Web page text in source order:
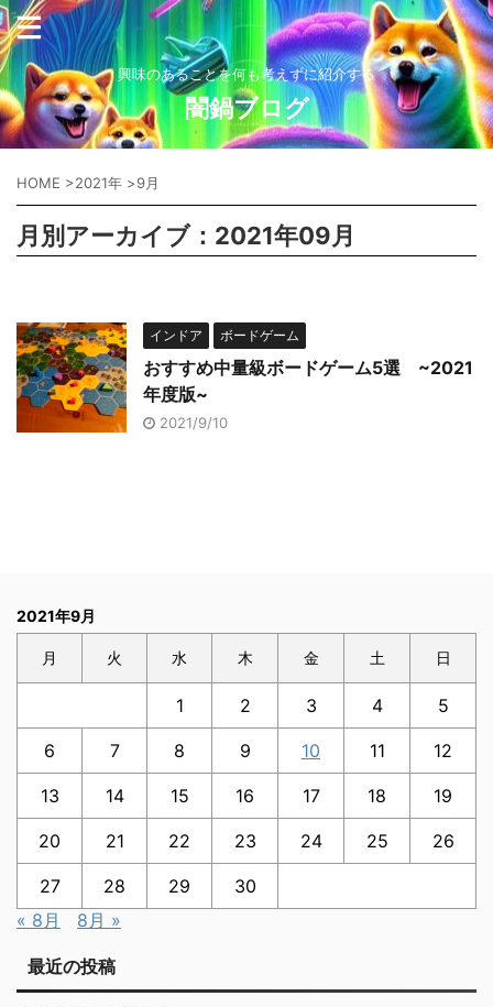
興味のあることを何も考えずに紹介する
闇鍋ブログ
HOME >2021年 >9月
月別アーカイブ：2021年09月
インドア ボードゲーム
おすすめ中量級ボードゲーム5選 ~2021
年度版~
2021/9/10
2021年9月
月 火 水 木 金 土 日
1 2 3 4 5
6 7 8 9 10 11 12
13 14 15 16 17 18 19
20 21 22 23 24 25 26
27 28 29
30
« 8月
8月 »
最近の投稿